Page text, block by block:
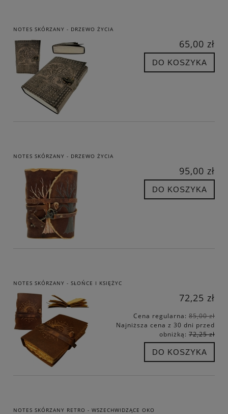
NOTES SKÓRZANY - DRZEWO ŻYCIA
65,00 zł
DO KOSZYKA
NOTES SKÓRZANY - DRZEWO ŻYCIA
95,00 zł
DO KOSZYKA
NOTES SKÓRZANY - SŁOŃCE I KSIĘŻYC
72,25 zł
Cena regularna: 85,00 zł
Najniższa cena z 30 dni przed
obniżką: 72,25 zł
DO KOSZYKA
NOTES SKÓRZANY RETRO - WSZECHWIDZĄCE OKO